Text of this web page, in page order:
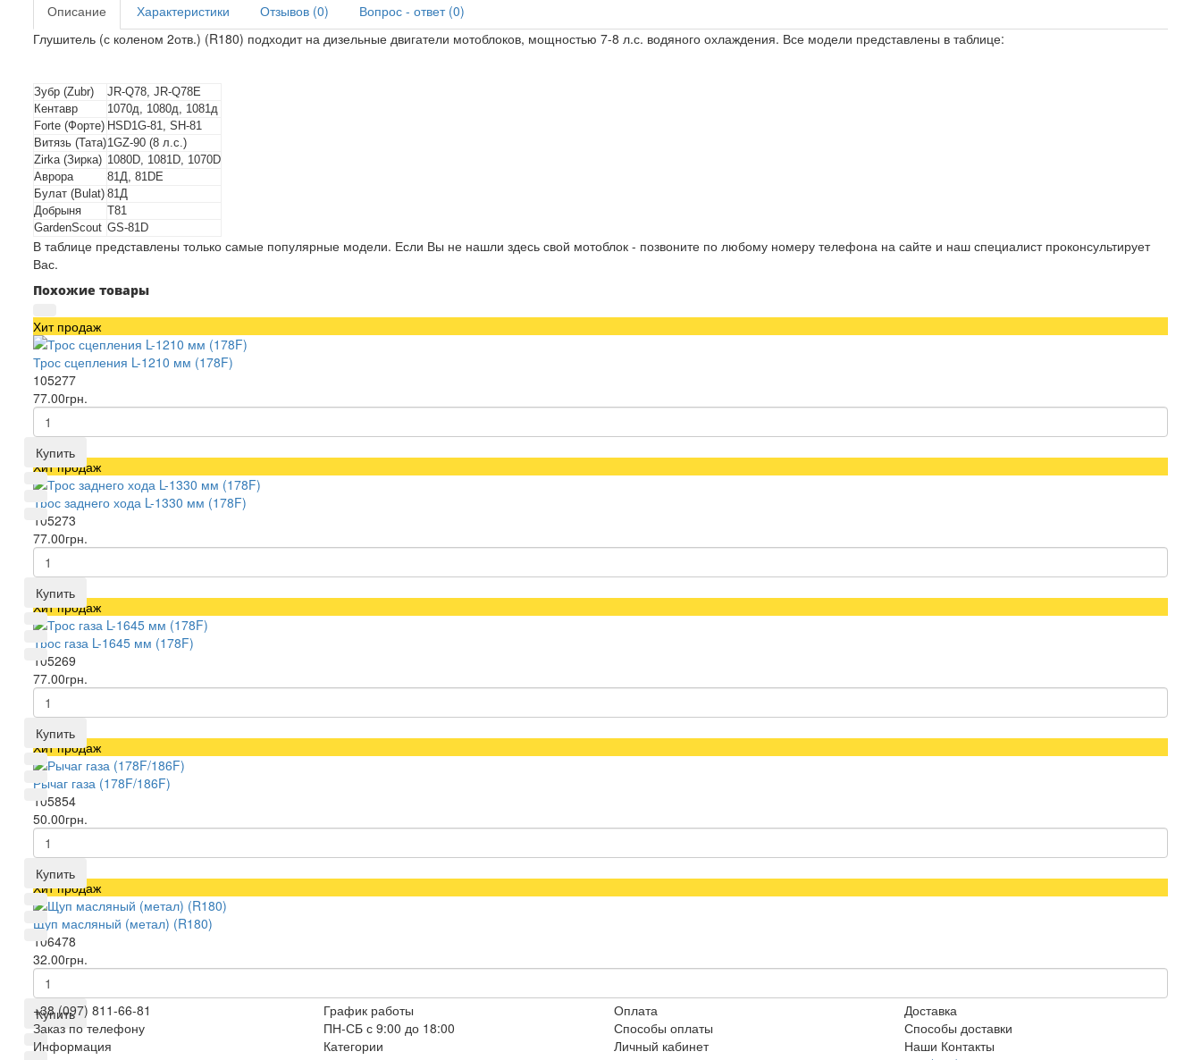
Описание
Характеристики Отзывов (0)
Вопрос - ответ (0)
Глушитель (с коленом 2отв.) (R180) подходит на дизельные двигатели мотоблоков, мощностью 7-8 л.с. водяного охлаждения. Все модели представлены в таблице:
Зубр (Zubr)
JR-Q78, JR-Q78E
Кентавр
1070д, 1080д, 1081д
Forte (Форте) HSD1G-81, SH-81
Витязь (Тата)1GZ-90 (8 л.с.)
Zirka (Зирка) 1080D, 1081D, 1070D
Аврора
81Д, 81DE
Булат (Bulat) 81Д
Добрыня
T81
GardenScout GS-81D
В таблице представлены только самые популярные модели. Если Вы не нашли здесь свой мотоблок - позвоните по любому номеру телефона на сайте и наш специалист проконсультирует
Вас.
Похожие товары
Хит продаж
Трос сцепления L-1210 мм (178F)
105277
77.00грн.
Купить
Хит продаж
Трос заднего хода L-1330 мм (178F)
105273
77.00грн.
Купить
Хит продаж
Трос газа L-1645 мм (178F)
105269
77.00грн.
Купить
Хит продаж
Рычаг газа (178F/186F)
105854
50.00грн.
Купить
Хит продаж
Щуп масляный (метал) (R180)
106478
32.00грн.
Купить
+38 (097) 811-66-81
Заказ по телефону
График работы
ПН-СБ с 9:00 до 18:00
Оплата
Способы оплаты
Доставка
Способы доставки
Информация
Категории
Личный кабинет
Наши Контакты